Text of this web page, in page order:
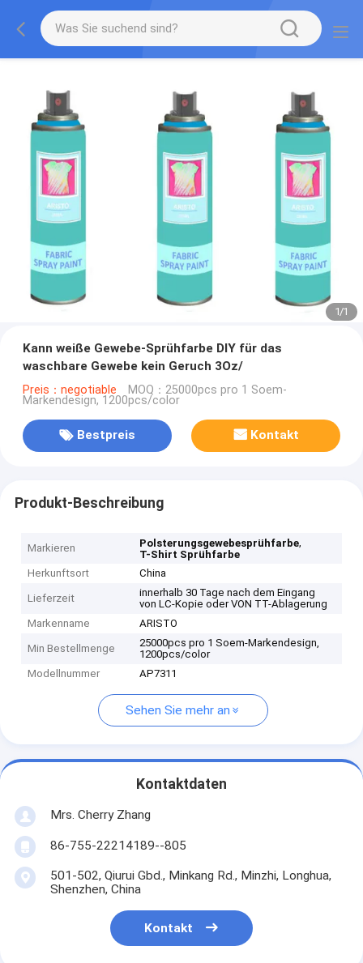
1/1
Kann weiße Gewebe-Sprühfarbe DIY für das
waschbare Gewebe kein Geruch 3Oz/
Preis：negotiable MOQ：25000pcs pro 1 Soem-
Markendesign, 1200pcs/color
Bestpreis Kontakt
Produkt-Beschreibung
Markieren Polsterungsgewebesprühfarbe,
T-Shirt Sprühfarbe
Herkunftsort
China
Lieferzeit
innerhalb 30 Tage nach dem Eingang
von LC-Kopie oder VON TT-Ablagerung
Markenname
ARISTO
Min Bestellmenge
25000pcs pro 1 Soem-Markendesign,
1200pcs/color
Modellnummer
AP7311
Sehen Sie mehr an
Kontaktdaten
Mrs. Cherry Zhang
86-755-22214189--805
501-502, Qiurui Gbd., Minkang Rd., Minzhi, Longhua,
Shenzhen, China
Kontakt